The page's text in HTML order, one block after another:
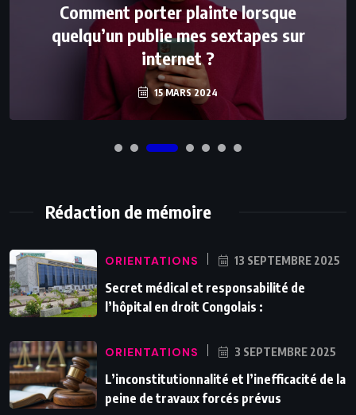
Comment porter plainte lorsque
quelqu’un publie mes sextapes sur
internet ?
15 MARS 2024
Rédaction de mémoire
ORIENTATIONS 13 SEPTEMBRE 2025
Secret médical et responsabilité de
l’hôpital en droit Congolais :
ORIENTATIONS 3 SEPTEMBRE 2025
L’inconstitutionnalité et l’inefficacité de la
peine de travaux forcés prévus